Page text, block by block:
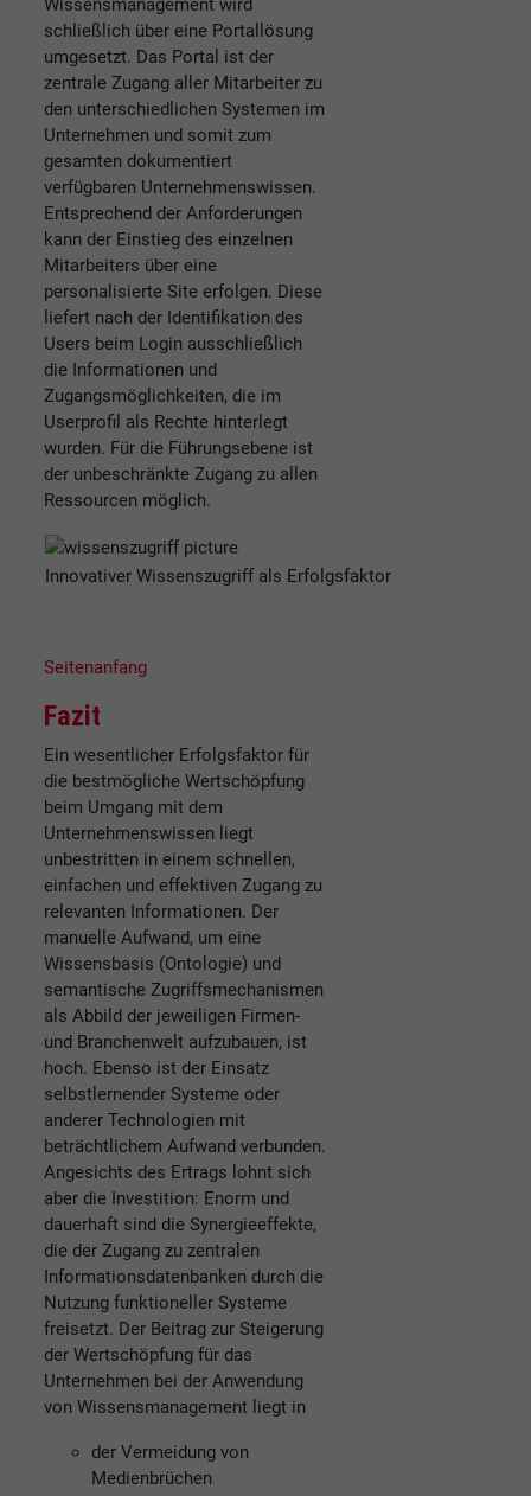
Wissensmanagement wird
schließlich über eine Portallösung
umgesetzt. Das Portal ist der
zentrale Zugang aller Mitarbeiter zu
den unterschiedlichen Systemen im
Unternehmen und somit zum
gesamten dokumentiert
verfügbaren Unternehmenswissen.
Entsprechend der Anforderungen
kann der Einstieg des einzelnen
Mitarbeiters über eine
personalisierte Site erfolgen. Diese
liefert nach der Identifikation des
Users beim Login ausschließlich
die Informationen und
Zugangsmöglichkeiten, die im
Userprofil als Rechte hinterlegt
wurden. Für die Führungsebene ist
der unbeschränkte Zugang zu allen
Ressourcen möglich.
Innovativer Wissenszugriff als Erfolgsfaktor
Seitenanfang
Fazit
Ein wesentlicher Erfolgsfaktor für
die bestmögliche Wertschöpfung
beim Umgang mit dem
Unternehmenswissen liegt
unbestritten in einem schnellen,
einfachen und effektiven Zugang zu
relevanten Informationen. Der
manuelle Aufwand, um eine
Wissensbasis (Ontologie) und
semantische Zugriffsmechanismen
als Abbild der jeweiligen Firmen-
und Branchenwelt aufzubauen, ist
hoch. Ebenso ist der Einsatz
selbstlernender Systeme oder
anderer Technologien mit
beträchtlichem Aufwand verbunden.
Angesichts des Ertrags lohnt sich
aber die Investition: Enorm und
dauerhaft sind die Synergieeffekte,
die der Zugang zu zentralen
Informationsdatenbanken durch die
Nutzung funktioneller Systeme
freisetzt. Der Beitrag zur Steigerung
der Wertschöpfung für das
Unternehmen bei der Anwendung
von Wissensmanagement liegt in
der Vermeidung von
Medienbrüchen